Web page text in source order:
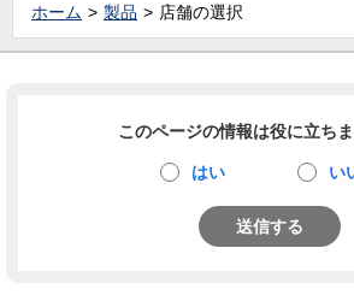
ホーム 製品 店舗の選択
このページの情報は役に立ち
はい い
送信する